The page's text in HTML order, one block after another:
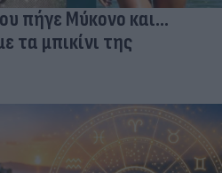
πήγε Μύκονο και...
τα μπικίνι της